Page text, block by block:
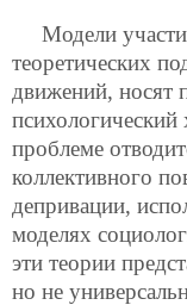
Модели
теоретических
движений, носят
проблеме
коллективного
депривации,
моделях
эти теории
но не